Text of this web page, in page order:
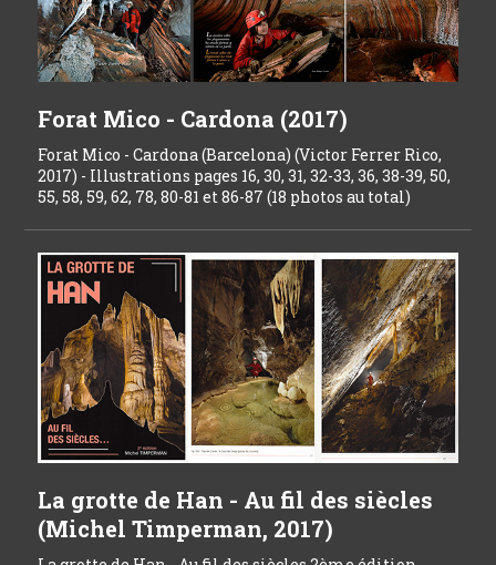
Forat Mico - Cardona (2017)
Forat Mico - Cardona (Barcelona) (Victor Ferrer Rico,
2017) - Illustrations pages 16, 30, 31, 32-33, 36, 38-39, 50,
55, 58, 59, 62, 78, 80-81 et 86-87 (18 photos au total)
La grotte de Han - Au fil des siècles
(Michel Timperman, 2017)